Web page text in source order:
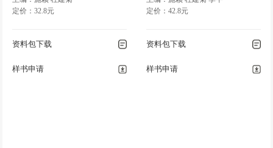
定价：32.8元
资料包下载
样书申请
定价：42.8元
资料包下载
样书申请